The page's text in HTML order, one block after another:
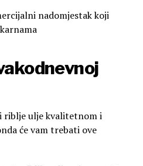
nadomjestak koji
riblje ulje kvalitetnom i
će vam trebati ove